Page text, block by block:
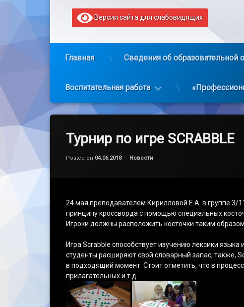
Версия сайта для слабовидящих
Главная Сведения об образовательной
Воспитательная работа
Турнир по игре SCRABBLE
Posted on 04.06.2018
Обновлено на
by
Категории:
Новости
24 мая преподавателем Кирилловой Е.А. в группе 3/
принципу кроссворда с помощью специальных
Игроки должны расположить косточки таким
Игра Scrabble способствует изучению лексики
студенты расширяют свой словарный запас, также,
в подходящий момент. Стоит отметить, что в
прилагательных и т.д.